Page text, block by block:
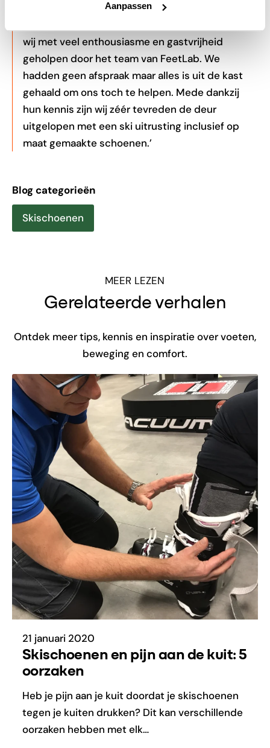
Aanpassen
wij met veel enthousiasme en gastvrijheid
geholpen door het team van FeetLab. We
hadden geen afspraak maar alles is uit de kast
gehaald om ons toch te helpen. Mede dankzij
hun kennis zijn wij zéér tevreden de deur
uitgelopen met een ski uitrusting inclusief op
maat gemaakte schoenen.’
Blog categorieën
Skischoenen
MEER LEZEN
Gerelateerde verhalen
Ontdek meer tips, kennis en inspiratie over voeten,
beweging en comfort.
21 januari 2020
Skischoenen en pijn aan de kuit: 5
oorzaken
Heb je pijn aan je kuit doordat je skischoenen
tegen je kuiten drukken? Dit kan verschillende
oorzaken hebben met elk…